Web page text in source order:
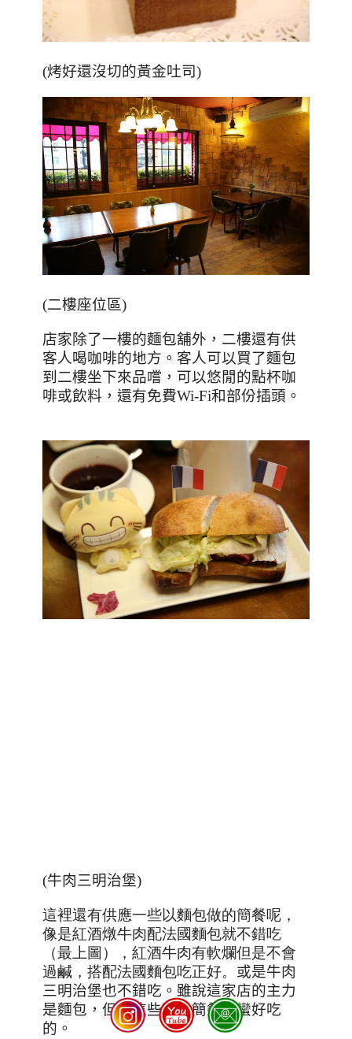
(烤好還沒切的黃金吐司)
(二樓座位區)
店家除了一樓的麵包舖外，二樓還有供
客人喝咖啡的地方。客人可以買了麵包
到二樓坐下來品嚐，可以悠閒的點杯咖
啡或飲料，還有免費Wi-Fi和部份插頭。
(牛肉三明治堡)
這裡還有供應一些以麵包做的簡餐呢，
像是紅酒燉牛肉配法國麵包就不錯吃
（最上圖），紅酒牛肉有軟爛但是不會
過鹹，搭配法國麵包吃正好。 或是牛肉
三明治堡也不錯吃。雖說這家店的主力
是麵包，但是這些麵包簡餐也蠻好吃
的。